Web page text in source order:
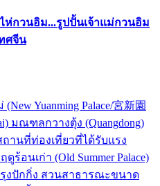
ห่กวนอิม...รูปปั้นเจ้าแม่กวนอิม
ศจีน
Yuanming Palace/宮新園
มณฑลกวางตุ้ง (Quangdong)
านที่ท่องเที่ยวที่ได้รับแรง
อนเก่า (Old Summer Palace)
งปักกิ่ง สวนสาธารณะขนาด